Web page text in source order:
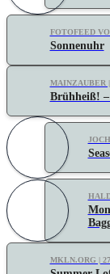
FOTOFEED
Sonnenuhr
MAINZAUBER |
Brühheiß!
MKLN.ORG |